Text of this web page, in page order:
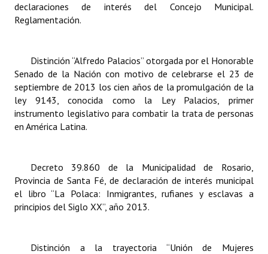
Reglamento Interno
Organigrama
DOCUMENTOS
Informes de Gestión
Dictámenes Asesoría Letrada
Actas de Sesión
Informes de Unidad Coordinadora
declaraciones de interés del Concejo Municipal.
Reglamentación.
Distinción “Alfredo Palacios” otorgada por el Honorable
Senado de la Nación con motivo de celebrarse el 23 de
septiembre de 2013 los cien años de la promulgación de la
ley 9143, conocida como la Ley Palacios, primer
instrumento legislativo para combatir la trata de personas
en América Latina.
Decreto 39.860 de la Municipalidad de Rosario,
Provincia de Santa Fé, de declaración de interés municipal
el libro “La Polaca: Inmigrantes, rufianes y esclavas a
principios del Siglo XX”, año 2013.
Distinción a la trayectoria “Unión de Mujeres